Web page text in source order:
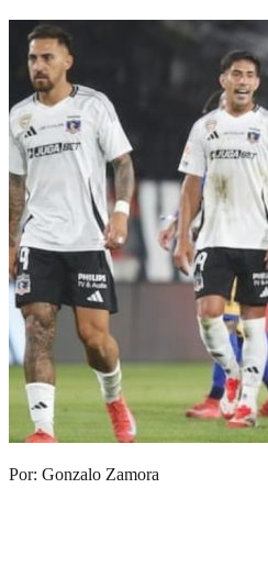
Por: Gonzalo Zamora